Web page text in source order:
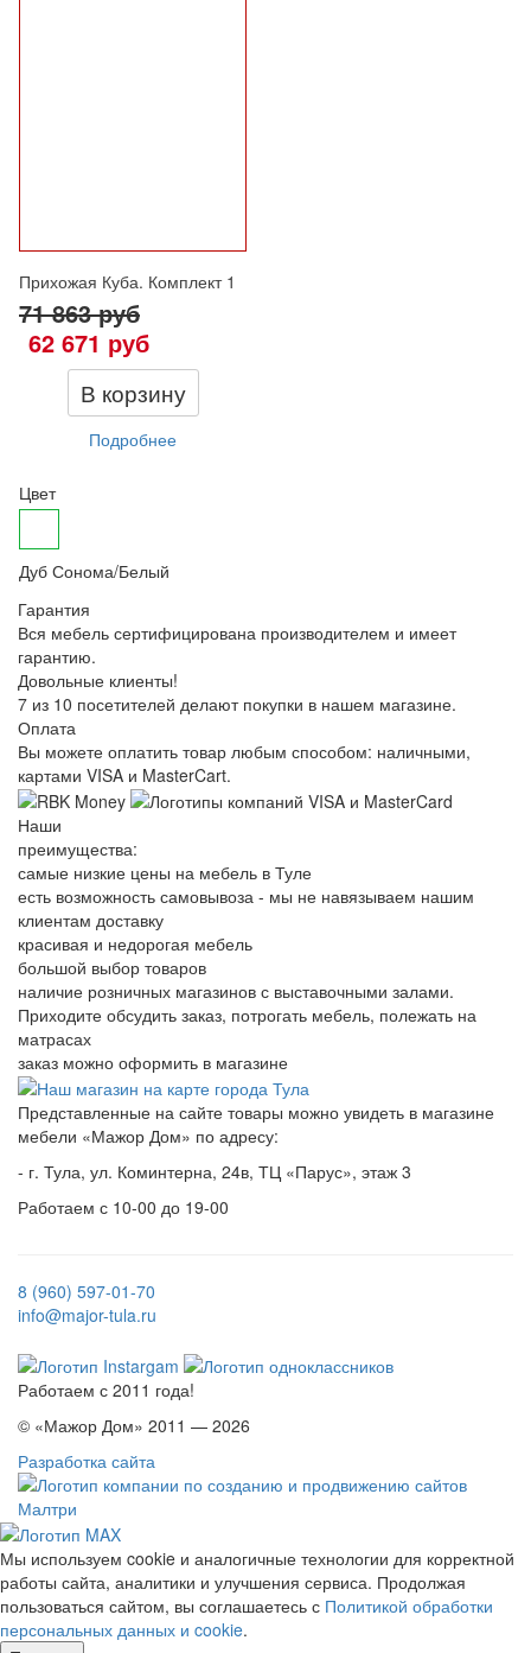
Прихожая Куба. Комплект 1
71 863руб
62 671 руб
В корзину
Подробнее
Цвет
Дуб Сонома/Белый
Гарантия
Вся мебель сертифицирована производителем и имеет
гарантию.
Довольные клиенты!
7 из 10 посетителей делают покупки в нашем магазине.
Оплата
Вы можете оплатить товар любым способом: наличными,
картами VISA и MasterCart.
Наши
преимущества:
самые низкие цены на мебель в Туле
есть возможность самовывоза - мы не навязываем нашим
клиентам доставку
красивая и недорогая мебель
большой выбор товаров
наличие розничных магазинов с выставочными залами.
Приходите обсудить заказ, потрогать мебель, полежать на
матрасах
заказ можно оформить в магазине
Представленные на сайте товары можно увидеть в магазине
мебели «Мажор Дом» по адресу:
- г. Тула, ул. Коминтерна, 24в, ТЦ «Парус», этаж 3
Работаем с 10-00 до 19-00
8 (960) 597-01-70
info@major-tula.ru
Работаем с 2011 года!
© «Мажор Дом» 2011 — 2026
Разработка сайта
Мы используем cookie и аналогичные технологии для корректной
работы сайта, аналитики и улучшения сервиса. Продолжая
пользоваться сайтом, вы соглашаетесь с Политикой обработки
персональных данных и cookie.